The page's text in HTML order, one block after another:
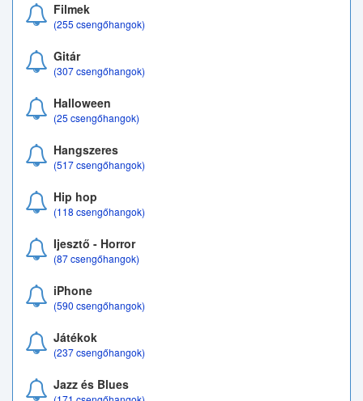
Filmek
(255 csengőhangok)
Gitár
(307 csengőhangok)
Halloween
(25 csengőhangok)
Hangszeres
(517 csengőhangok)
Hip hop
(118 csengőhangok)
Ijesztő - Horror
(87 csengőhangok)
iPhone
(590 csengőhangok)
Játékok
(237 csengőhangok)
Jazz és Blues